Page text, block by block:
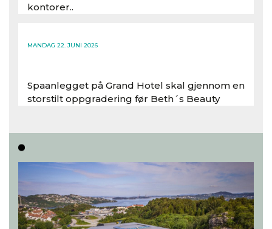
kontorer..
MANDAG 22. JUNI 2026
Spaanlegget på Grand Hotel skal gjennom en
storstilt oppgradering før Beth´s Beauty
Les hele artikkelen